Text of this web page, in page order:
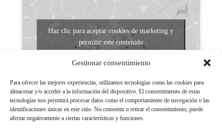
Gestionar consentimiento
Para ofrecer las mejores experiencias, utilizamos tecnologías como las cookies para
almacenar y/o acceder a la información del dispositivo. El consentimiento de estas
tecnologías nos permitirá procesar datos como el comportamiento de navegación o las
identificaciones únicas en este sitio. No consentir o retirar el consentimiento, puede
afectar negativamente a ciertas características y funciones.
Haz clic para aceptar cookies de marketing y
permitir este contenido
Aviso legal